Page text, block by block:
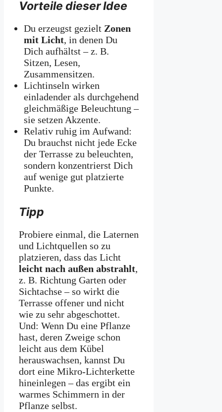
Vorteile dieser Idee
Du erzeugst gezielt Zonen
mit Licht, in denen Du
Dich aufhältst – z. B.
Sitzen, Lesen,
Zusammensitzen.
Lichtinseln wirken
einladender als durchgehend
gleichmäßige Beleuchtung –
sie setzen Akzente.
Relativ ruhig im Aufwand:
Du brauchst nicht jede Ecke
der Terrasse zu beleuchten,
sondern konzentrierst Dich
auf wenige gut platzierte
Punkte.
Tipp
Probiere einmal, die Laternen
und Lichtquellen so zu
platzieren, dass das Licht
leicht nach außen abstrahlt,
z. B. Richtung Garten oder
Sichtachse – so wirkt die
Terrasse offener und nicht
wie zu sehr abgeschottet.
Und: Wenn Du eine Pflanze
hast, deren Zweige schon
leicht aus dem Kübel
herauswachsen, kannst Du
dort eine Mikro-Lichterkette
hineinlegen – das ergibt ein
warmes Schimmern in der
Pflanze selbst.